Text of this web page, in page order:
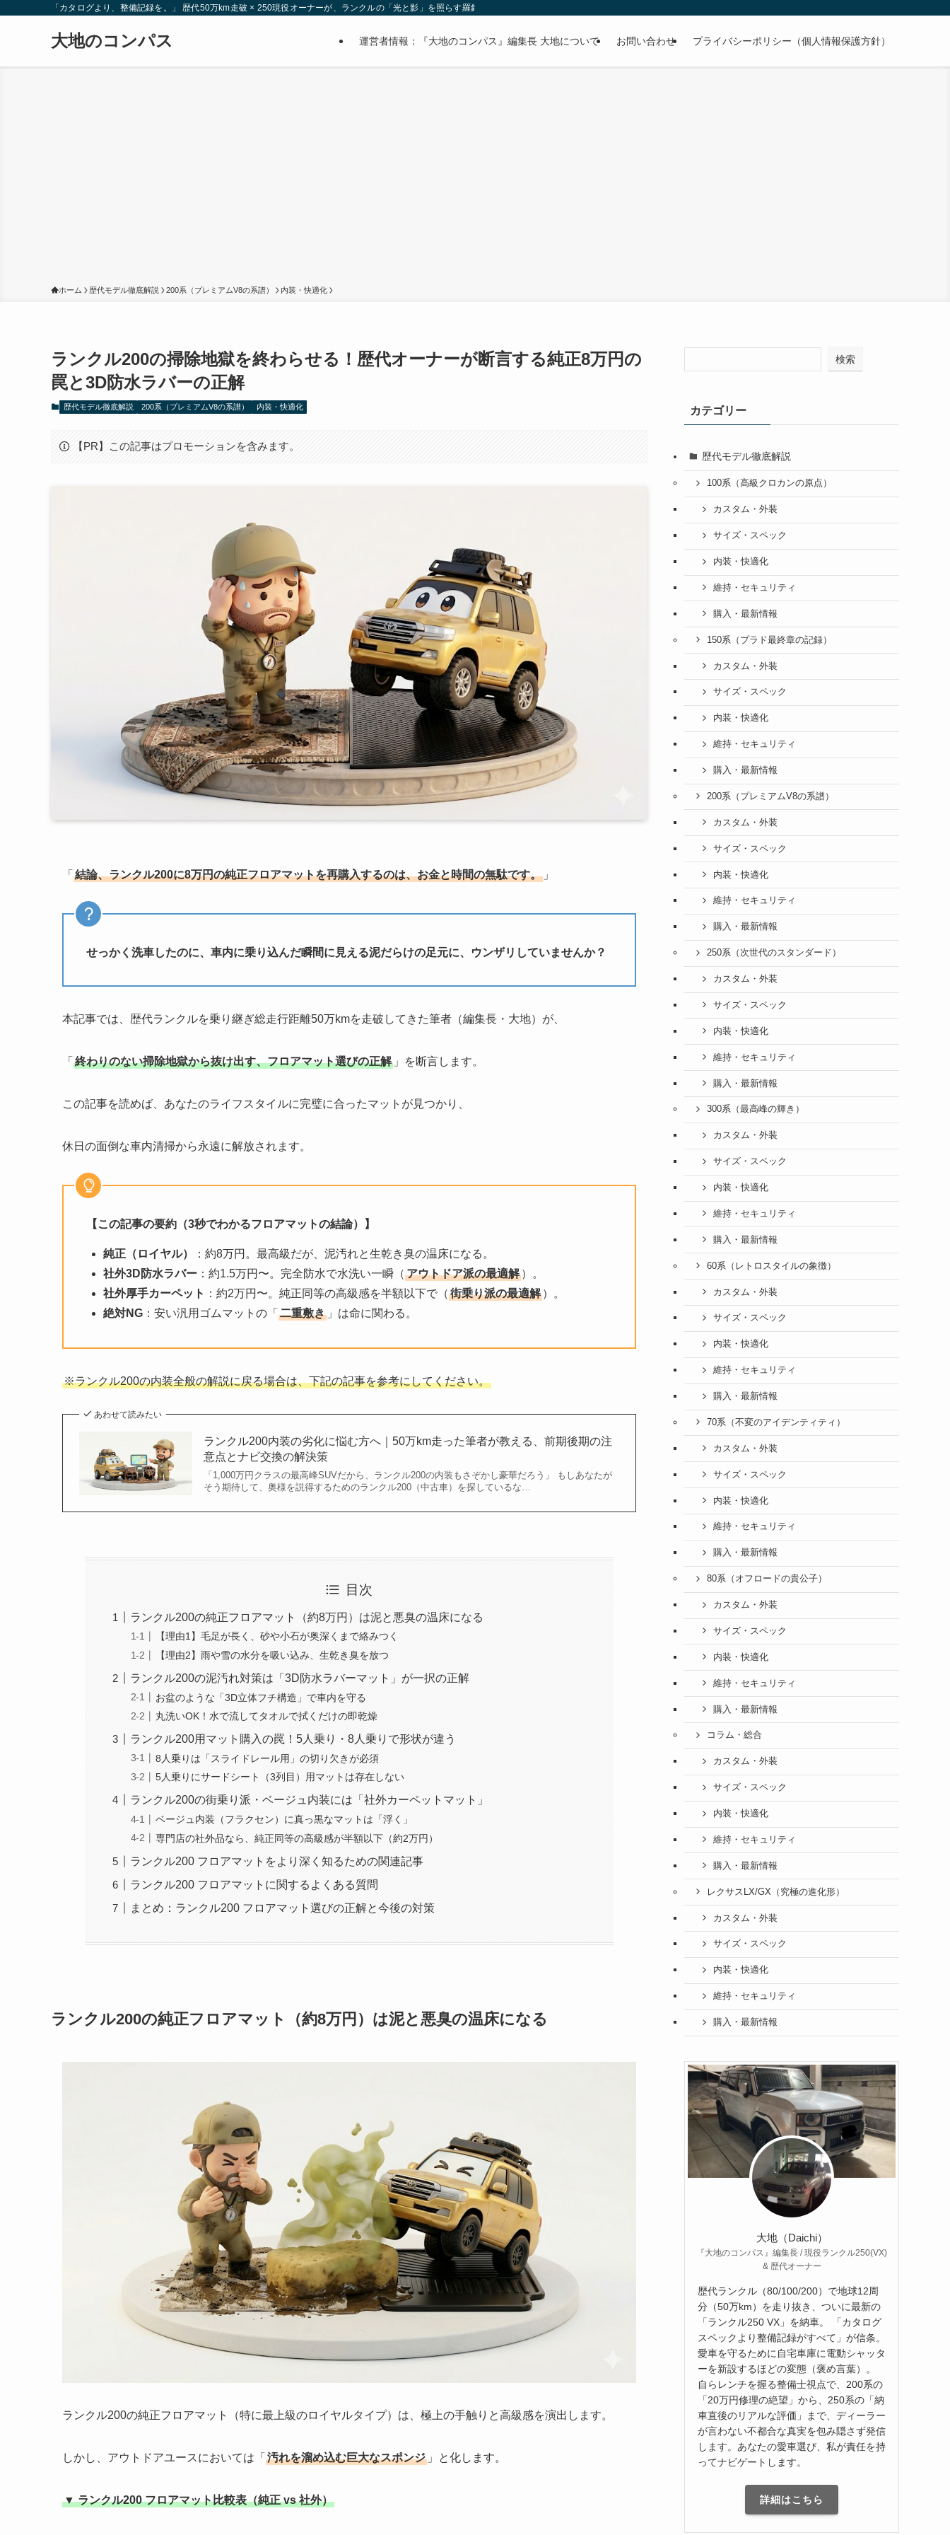
「カタログより、整備記録を。」 歴代50万km走破 × 250現役オーナーが、ランクルの「光と影」を照らす羅針盤。
大地のコンパス 運営者情報：『大地のコンパス』編集長 大地について お問い合わせ プライバシーポリシー（個人情報保護方針）
ホーム 歴代モデル徹底解説 200系（プレミアムV8の系譜） 内装・快適化
ランクル200の掃除地獄を終わらせる！歴代オーナーが断言する純正8万円の
罠と3D防水ラバーの正解
歴代モデル徹底解説 200系（プレミアムV8の系譜） 内装・快適化
【PR】この記事はプロモーションを含みます。
「 結論、ランクル200に8万円の純正フロアマットを再購入するのは、お金と時間の無駄です。 」
せっかく洗車したのに、車内に乗り込んだ瞬間に見える泥だらけの足元に、ウンザリしていませんか？
本記事では、歴代ランクルを乗り継ぎ総走行距離50万kmを走破してきた筆者（編集長・大地）が、
「 終わりのない掃除地獄から抜け出す、フロアマット選びの正解 」を断言します。
この記事を読めば、あなたのライフスタイルに完璧に合ったマットが見つかり、
休日の面倒な車内清掃から永遠に解放されます。
【この記事の要約（3秒でわかるフロアマットの結論）】
純正（ロイヤル）
：約8万円。最高級だが、泥汚れと生乾き臭の温床になる。
社外3D防水ラバー ：約1.5万円〜。完全防水で水洗い一瞬（ アウトドア派の最適解 ）。
社外厚手カーペット ：約2万円〜。純正同等の高級感を半額以下で（ 街乗り派の最適解 ）。
絶対NG ：安い汎用ゴムマットの「 二重敷き 」は命に関わる。
※ランクル200の内装全般の解説に戻る場合は、下記の記事を参考にしてください。
あわせて読みたい
ランクル200内装の劣化に悩む方へ｜50万km走った筆者が教える、前期後期の注
意点とナビ交換の解決策
「1,000万円クラスの最高峰SUVだから、ランクル200の内装もさぞかし豪華だろう」 もしあなたが
そう期待して、奥様を説得するためのランクル200（中古車）を探しているな…
目次
ランクル200の純正フロアマット（約8万円）は泥と悪臭の温床になる
【理由1】毛足が長く、砂や小石が奥深くまで絡みつく
【理由2】雨や雪の水分を吸い込み、生乾き臭を放つ
ランクル200の泥汚れ対策は「3D防水ラバーマット」が一択の正解
お盆のような「3D立体フチ構造」で車内を守る
丸洗いOK！水で流してタオルで拭くだけの即乾燥
ランクル200用マット購入の罠！5人乗り・8人乗りで形状が違う
8人乗りは「スライドレール用」の切り欠きが必須
5人乗りにサードシート（3列目）用マットは存在しない
ランクル200の街乗り派・ベージュ内装には「社外カーペットマット」
ベージュ内装（フラクセン）に真っ黒なマットは「浮く」
専門店の社外品なら、純正同等の高級感が半額以下（約2万円）
ランクル200 フロアマットをより深く知るための関連記事
ランクル200 フロアマットに関するよくある質問
まとめ：ランクル200 フロアマット選びの正解と今後の対策
ランクル200の純正フロアマット（約8万円）は泥と悪臭の温床になる
ランクル200の純正フロアマット（特に最上級のロイヤルタイプ）は、極上の手触りと高級感を演出します。
しかし、アウトドアユースにおいては「 汚れを溜め込む巨大なスポンジ 」と化します。
▼ ランクル200 フロアマット比較表（純正 vs 社外）
検索
カテゴリー
歴代モデル徹底解説
100系（高級クロカンの原点）
カスタム・外装
サイズ・スペック
内装・快適化
維持・セキュリティ
購入・最新情報
150系（プラド最終章の記録）
カスタム・外装
サイズ・スペック
内装・快適化
維持・セキュリティ
購入・最新情報
200系（プレミアムV8の系譜）
カスタム・外装
サイズ・スペック
内装・快適化
維持・セキュリティ
購入・最新情報
250系（次世代のスタンダード）
カスタム・外装
サイズ・スペック
内装・快適化
維持・セキュリティ
購入・最新情報
300系（最高峰の輝き）
カスタム・外装
サイズ・スペック
内装・快適化
維持・セキュリティ
購入・最新情報
60系（レトロスタイルの象徴）
カスタム・外装
サイズ・スペック
内装・快適化
維持・セキュリティ
購入・最新情報
70系（不変のアイデンティティ）
カスタム・外装
サイズ・スペック
内装・快適化
維持・セキュリティ
購入・最新情報
80系（オフロードの貴公子）
カスタム・外装
サイズ・スペック
内装・快適化
維持・セキュリティ
購入・最新情報
コラム・総合
カスタム・外装
サイズ・スペック
内装・快適化
維持・セキュリティ
購入・最新情報
レクサスLX/GX（究極の進化形）
カスタム・外装
サイズ・スペック
内装・快適化
維持・セキュリティ
購入・最新情報
大地（Daichi）
『大地のコンパス』編集長 / 現役ランクル250(VX)
& 歴代オーナー
歴代ランクル（80/100/200）で地球12周
分（50万km）を走り抜き、ついに最新の
「ランクル250 VX」を納車。 「カタログ
スペックより整備記録がすべて」が信条。
愛車を守るために自宅車庫に電動シャッタ
ーを新設するほどの変態（褒め言葉）。
自らレンチを握る整備士視点で、200系の
「20万円修理の絶望」から、250系の「納
車直後のリアルな評価」まで、ディーラー
が言わない不都合な真実を包み隠さず発信
します。あなたの愛車選び、私が責任を持
ってナビゲートします。
詳細はこちら